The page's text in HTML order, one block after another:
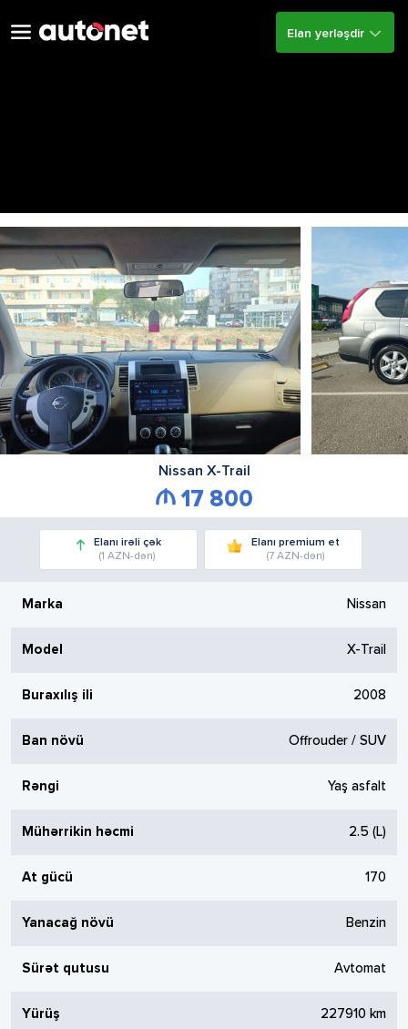
Elan yerləşdir
Nissan X-Trail
17 800
Elanı irəli çək
(1 AZN-dən)
Elanı premium et
(7 AZN-dən)
Marka Nissan
Model X-Trail
Buraxılış ili 2008
Ban növü Offrouder / SUV
Rəngi Yaş asfalt
Mühərrikin həcmi 2.5 (L)
At gücü 170
Yanacağ növü Benzin
Sürət qutusu Avtomat
Yürüş 227910 km